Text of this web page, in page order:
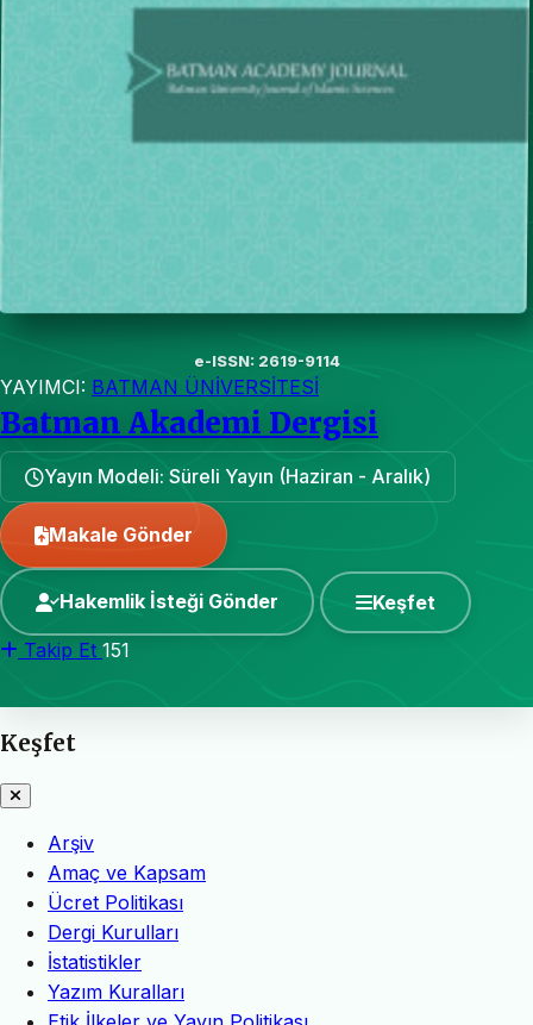
e-ISSN: 2619-9114
YAYIMCI: BATMAN ÜNİVERSİTESİ
Batman Akademi Dergisi
Yayın Modeli: Süreli Yayın (Haziran - Aralık)
Makale Gönder
Hakemlik İsteği Gönder Keşfet
Takip Et 151
Keşfet
Arşiv
Amaç ve Kapsam
Ücret Politikası
Dergi Kurulları
İstatistikler
Yazım Kuralları